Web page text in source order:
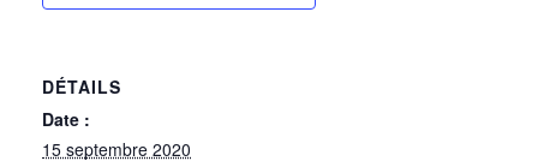
DÉTAILS
Date :
15 septembre 2020